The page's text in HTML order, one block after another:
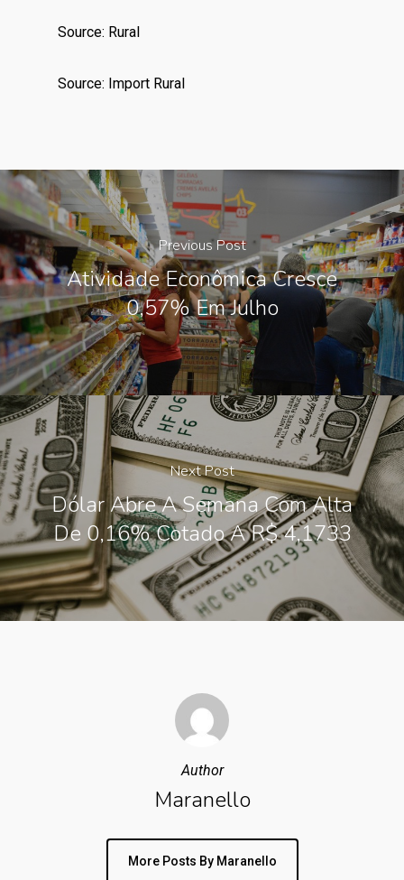
Source: Rural
Source: Import Rural
Previous Post
Atividade Econômica Cresce
0,57% Em Julho
Next Post
Dólar Abre A Semana Com Alta
De 0,16% Cotado A R$ 4,1733
Author
Maranello
More Posts By Maranello